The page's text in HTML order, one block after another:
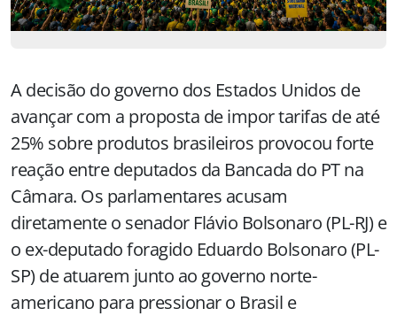
A decisão do governo dos Estados Unidos de
avançar com a proposta de impor tarifas de até
25% sobre produtos brasileiros provocou forte
reação entre deputados da Bancada do PT na
Câmara. Os parlamentares acusam
diretamente o senador Flávio Bolsonaro (PL-RJ) e
o ex-deputado foragido Eduardo Bolsonaro (PL-
SP) de atuarem junto ao governo norte-
americano para pressionar o Brasil e